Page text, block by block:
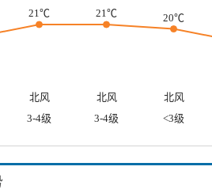
21℃ 21℃
20℃
北风 北风 北风
3-4级 3-4级 <3级